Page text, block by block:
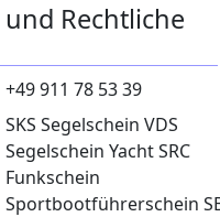
Rechtliche
+49 911 78 53 39
SKS Segelschein VDS
Segelschein Yacht SRC
Funkschein
Sportbootführerschein